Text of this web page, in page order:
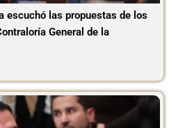
escuchó las propuestas de los
General de la